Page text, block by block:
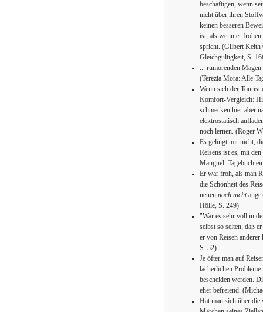
beschäftigen, wenn
nicht über ihren
keinen besseren
ist, als wenn er frohen
spricht. (Gilbert Keith
Gleichgültigkeit, S.
... rumorenden
(Terezia Mora: Alle
Wenn sich der Tourist
Komfort-Vergleich:
schmecken hier aber
elektrostatisch
noch lernen. (Roger
Es gelingt mir nicht,
Reisens ist es, mit
Manguel: Tagebuch
Er war froh, als man
die Schönheit des
neuen noch nicht
Hölle, S. 249)
"War es sehr voll in
selbst so selten, daß
er von Reisen
S. 52)
Je öfter man auf
lächerlichen
bescheiden werden.
eher befreiend.
Hat man sich über